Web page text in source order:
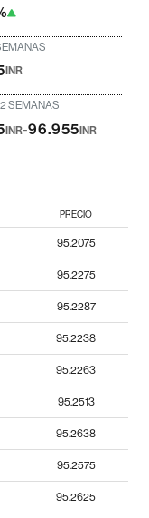
INR
SEMANAS
INR-96.955 INR
PRECIO
95.2075
95.2275
95.2287
95.2238
95.2263
95.2513
95.2638
95.2575
95.2625